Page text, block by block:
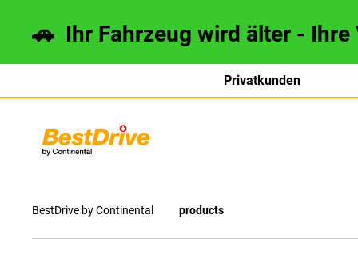
🚗 Ihr Fahrzeug wird älter - Ihre
Privatkunden
français
BestDrive by Continental products